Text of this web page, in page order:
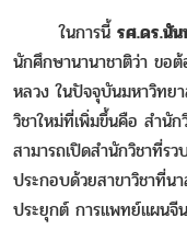
ในการนี้ รศ.ดร.นั
นักศึกษานานาชาติว่า ขอ
หลวง ในปัจจุบันมหาวิทย
วิชาใหม่ที่เพิ่มขึ้นคือ สำนั
สามารถเปิดสำนักวิชาที่ร
ประกอบด้วยสาขาวิชาที่น
ประยุกต์ การแพทย์แผน